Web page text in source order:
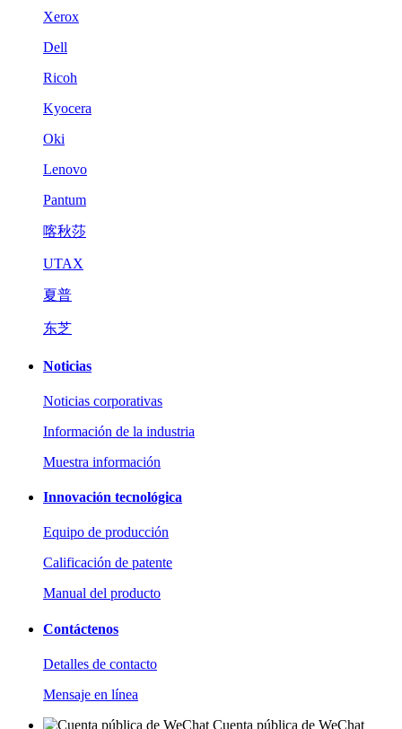
Xerox
Dell
Ricoh
Kyocera
Oki
Lenovo
Pantum
喀秋莎
UTAX
夏普
东芝
Noticias
Noticias corporativas
Información de la industria
Muestra información
Innovación tecnológica
Equipo de producción
Calificación de patente
Manual del producto
Contáctenos
Detalles de contacto
Mensaje en línea
Cuenta pública de WeChat